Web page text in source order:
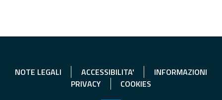
NOTE LEGALI ACCESSIBILITA'
INFORMAZIONI
PRIVACY
COOKIES